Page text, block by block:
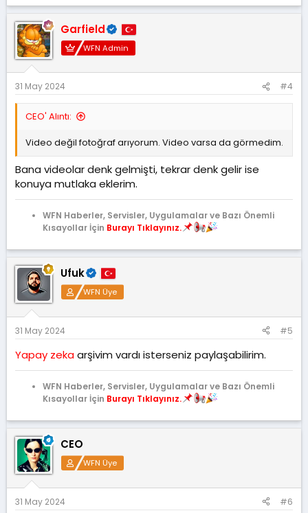
p
k
i
l
e
:
Garfield
WFN Admin
31 May 2024 #4
CEO' Alıntı:
Video değil fotoğraf arıyorum. Video varsa da görmedim.
Bana videolar denk gelmişti, tekrar denk gelir ise
konuya mutlaka eklerim.
WFN Haberler, Servisler, Uygulamalar ve Bazı Önemli
Kısayollar İçin Burayı Tıklayınız.
Ufuk
WFN Üye
31 May 2024 #5
Yapay zekaarşivim vardı isterseniz paylaşabilirim.
WFN Haberler, Servisler, Uygulamalar ve Bazı Önemli
Kısayollar İçin Burayı Tıklayınız.
CEO
WFN Üye
31 May 2024 #6